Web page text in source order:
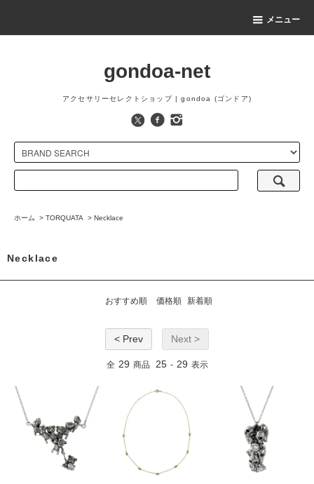
メニュー
gondoa-net
アクセサリーセレクトショップ | gondoa (ゴンドア)
ホーム > TORQUATA > Necklace
Necklace
おすすめ順 価格順 新着順
< Prev Next >
全 29 商品 25 - 29 表示